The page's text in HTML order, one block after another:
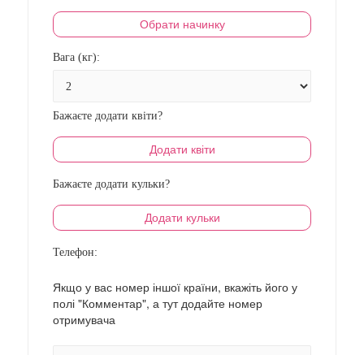
Обрати начинку
Вага (кг):
Бажаєте додати квіти?
Додати квіти
Бажаєте додати кульки?
Додати кульки
Телефон:
Якщо у вас номер іншої країни, вкажіть його у
полі "Комментар", а тут додайте номер
отримувача